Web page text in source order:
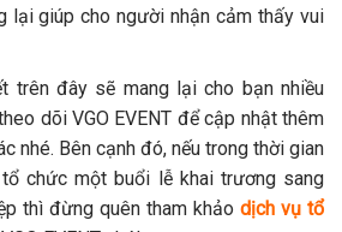
lại giúp cho người nhận cảm thấy vui
trên đây sẽ mang lại cho bạn nhiều
dõi VGO EVENT để cập nhật thêm
nhé. Bên cạnh đó, nếu trong thời gian
chức một buổi lễ khai trương sang
thì đừng quên tham khảo dịch vụ tổ